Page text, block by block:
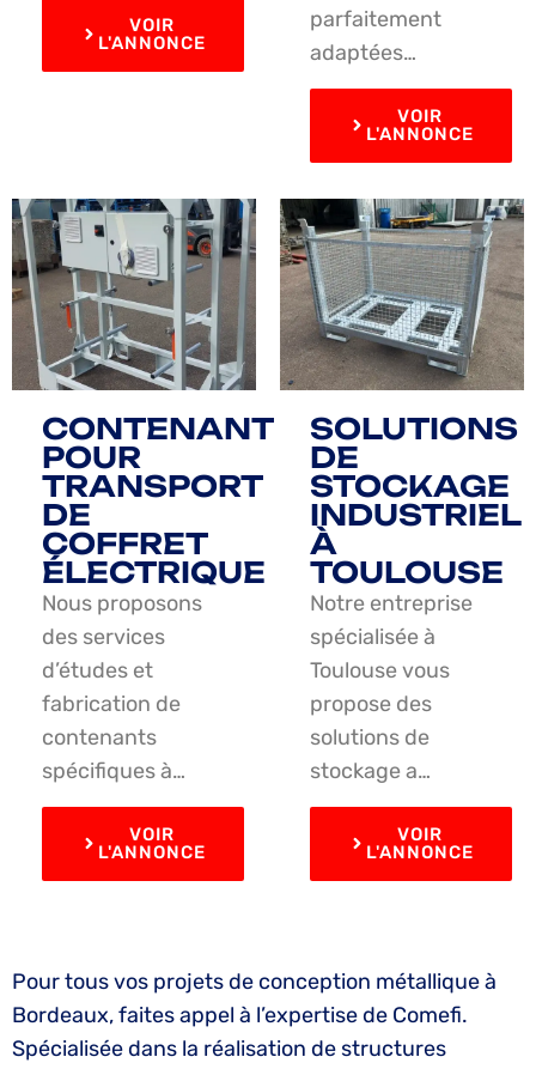
VOIR
L'ANNONCE
parfaitement
adaptées…
VOIR
L'ANNONCE
CONTENANT
POUR
TRANSPORT
DE
COFFRET
ÉLECTRIQUE
Nous proposons
des services
d’études et
fabrication de
contenants
spécifiques à…
VOIR
L'ANNONCE
SOLUTIONS
DE
STOCKAGE
INDUSTRIEL
À
TOULOUSE
Notre entreprise
spécialisée à
Toulouse vous
propose des
solutions de
stockage a…
VOIR
L'ANNONCE
Pour tous vos projets de conception métallique à
Bordeaux, faites appel à l’expertise de Comefi.
Spécialisée dans la réalisation de structures